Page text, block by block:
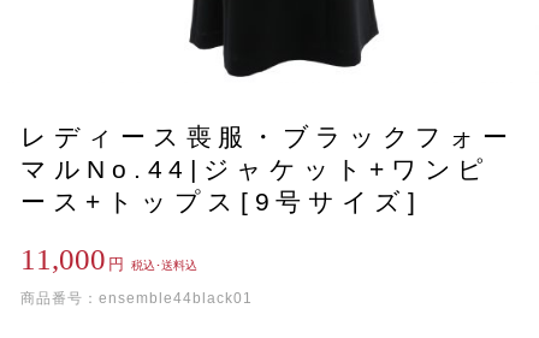
レディース喪服・ブラックフォー
マルNo.44|ジャケット+ワンピ
ース+トップス[9号サイズ]
11,000 円 税込･送料込
商品番号：ensemble44black01